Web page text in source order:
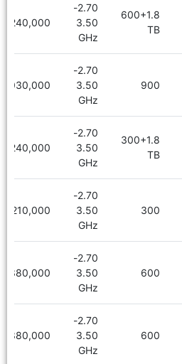
600+1.8
TB
2.70-
3.50
GHz
7,240,000
900
2.70-
3.50
GHz
6,030,000
300+1.8
TB
2.70-
3.50
GHz
7,240,000
300
2.70-
3.50
GHz
6,210,000
600
2.70-
3.50
GHz
6,380,000
600
2.70-
3.50
GHz
6,380,000